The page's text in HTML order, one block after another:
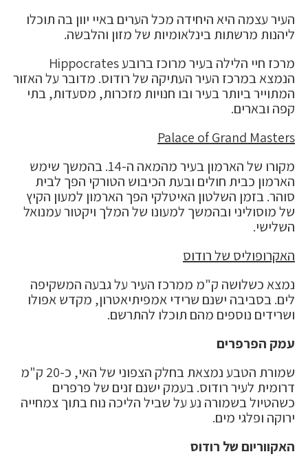
העיר עצמה היא היחידה מכל הערים באיי יוון בה תוכלו
ליהנות מרשתות בינלאומיות של מזון והלבשה.
מרכז חיי הלילה בעיר מרוכז ברובע Hippocrates
הנמצא במרכז העיר העתיקה של רודוס. מדובר על האזור
המתוייר ביותר בעיר ובו חנויות מזכרות, מסעדות, בתי
קפה ובארים.
Palace of Grand Masters
מקורו של הארמון בעיר מהמאה ה-14. בהמשך שימש
הארמון כבית חולים ובעת הכיבוש הטורקי הפך לבית
סוהר. בזמן השלטון האיטלקי הפך הארמון למעון הקיץ
של מוסוליני ובהמשך למעונו של המלך ויקטור עמנואל
השלישי.
האקרופוליס של רודוס
נמצא כשלושה ק"מ ממרכז העיר על גבעה המשקיפה
לים. בסביבה ישנם שרידי אמפיתיאטרון, מקדש אפולו
ושרידים נוספים מהם תוכלו להתרשם.
עמק הפרפרים
שמורת הטבע נמצאת בחלק הצפוני של האי, כ-20 ק"מ
דרומית לעיר רודוס. בעמק ישנם זנים של פרפרים
כשהטיול בשמורה נע על שביל הליכה נוח בתוך צמחייה
ירוקה ופלגי מים.
האקווריום של רודוס